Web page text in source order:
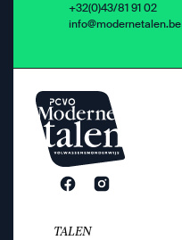
+32(0)43/81 91 02
info@modernetalen.be
TALEN